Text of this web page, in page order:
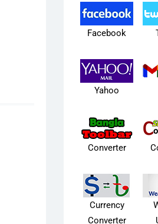
Facebook
Yahoo
Converter
Currency
Converter